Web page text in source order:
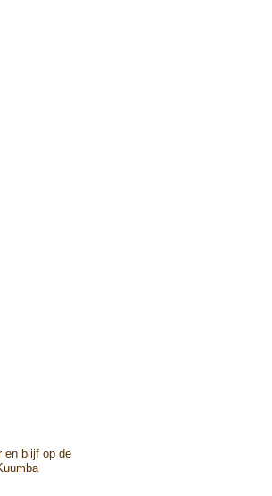
en blijf op de